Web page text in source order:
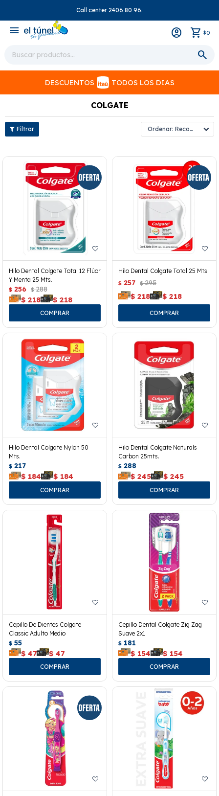
Call center 2406 80 96.
menu $0
DESCUENTOS TODOS LOS DIAS
COLGATE
Recomendados
Hilo Dental Colgate Total 12 Flúor
Y Menta 25 Mts.
$ 256 $ 288
$ 218 $ 218
Hilo Dental Colgate Total 25 Mts.
$ 257 $ 295
$ 218 $ 218
Hilo Dental Colgate Nylon 50
Mts.
$ 217
$ 184 $ 184
Hilo Dental Colgate Naturals
Carbon 25mts.
$ 288
$ 245 $ 245
Cepillo De Dientes Colgate
Classic Adulto Medio
$ 55
$ 47 $ 47
Cepillo Dental Colgate Zig Zag
Suave 2x1
$ 181
$ 154 $ 154
close